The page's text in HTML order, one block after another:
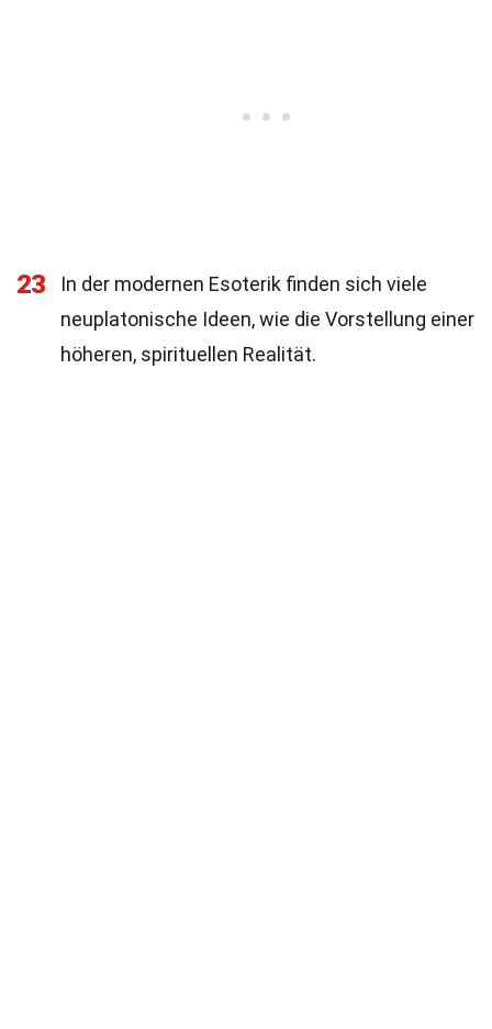
23
In der modernen Esoterik finden sich viele
neuplatonische Ideen, wie die Vorstellung einer
höheren, spirituellen Realität.